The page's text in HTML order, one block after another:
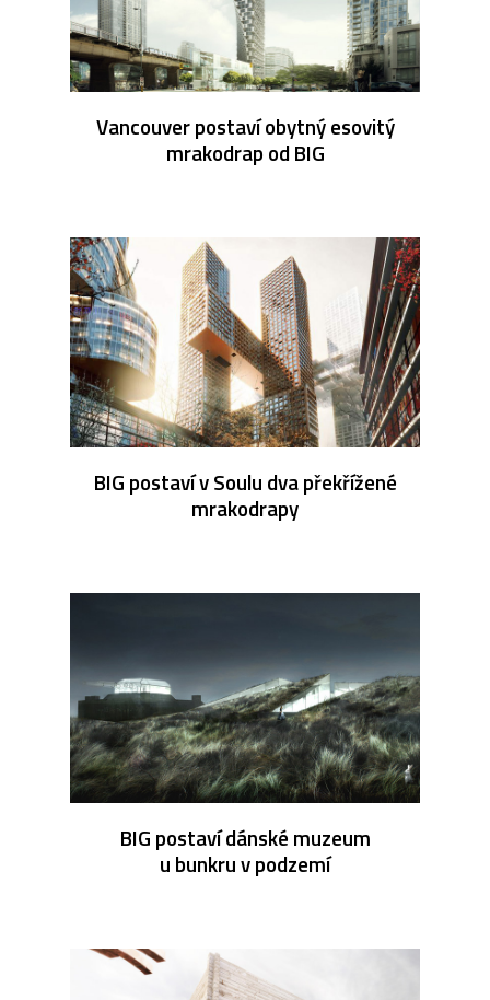
Vancouver postaví obytný esovitý
mrakodrap od BIG
BIG postaví v Soulu dva překřížené
mrakodrapy
BIG postaví dánské muzeum
u bunkru v podzemí